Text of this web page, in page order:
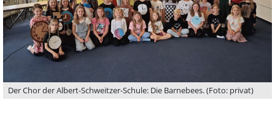
Der Chor der Albert-Schweitzer-Schule: Die Barnebees. (Foto: privat)